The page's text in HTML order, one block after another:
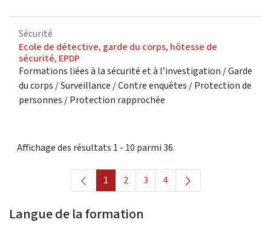
Sécurité
Ecole de détective, garde du corps, hôtesse de
sécurité, EPDP
Formations liées à la sécurité et à l’investigation / Garde
du corps / Surveillance / Contre enquêtes / Protection de
personnes / Protection rapprochée
Affichage des résultats 1 - 10 parmi 36.
Page
1 Page
2 Page
3 Page
4
Langue de la formation